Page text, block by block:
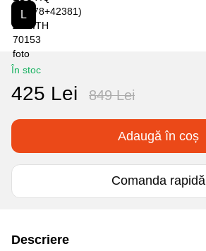
L
În stoc
425 Lei 849 Lei
Adaugă în coș
Comanda rapidă
Descriere